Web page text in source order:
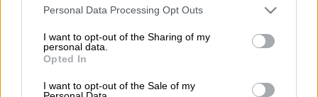
Please note that this website/app uses one or more Google
not limited to your visit or usage behaviour. You may click to
grant or deny consent to Google and its third-party tags to
use your data for below specified purposes in below Google
consent section.
Personal Data Processing Opt Outs
I want to opt-out of the Sharing of my
personal data.
Opted In
I want to opt-out of the Sale of my
των επιβαινόντων οχήματος που
παρασύρθηκε από ορμητικό χείμαρροσε
διασταύρωση μεταξύ